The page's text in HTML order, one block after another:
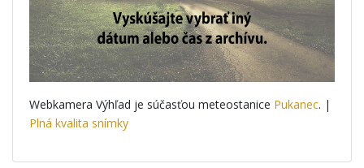
Webkamera Výhľad je súčasťou meteostanice Pukanec. |
Plná kvalita snímky